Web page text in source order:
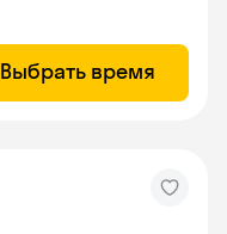
Выбрать время